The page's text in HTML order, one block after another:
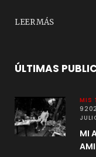
LEER MÁS
ÚLTIMAS
MIS
MI